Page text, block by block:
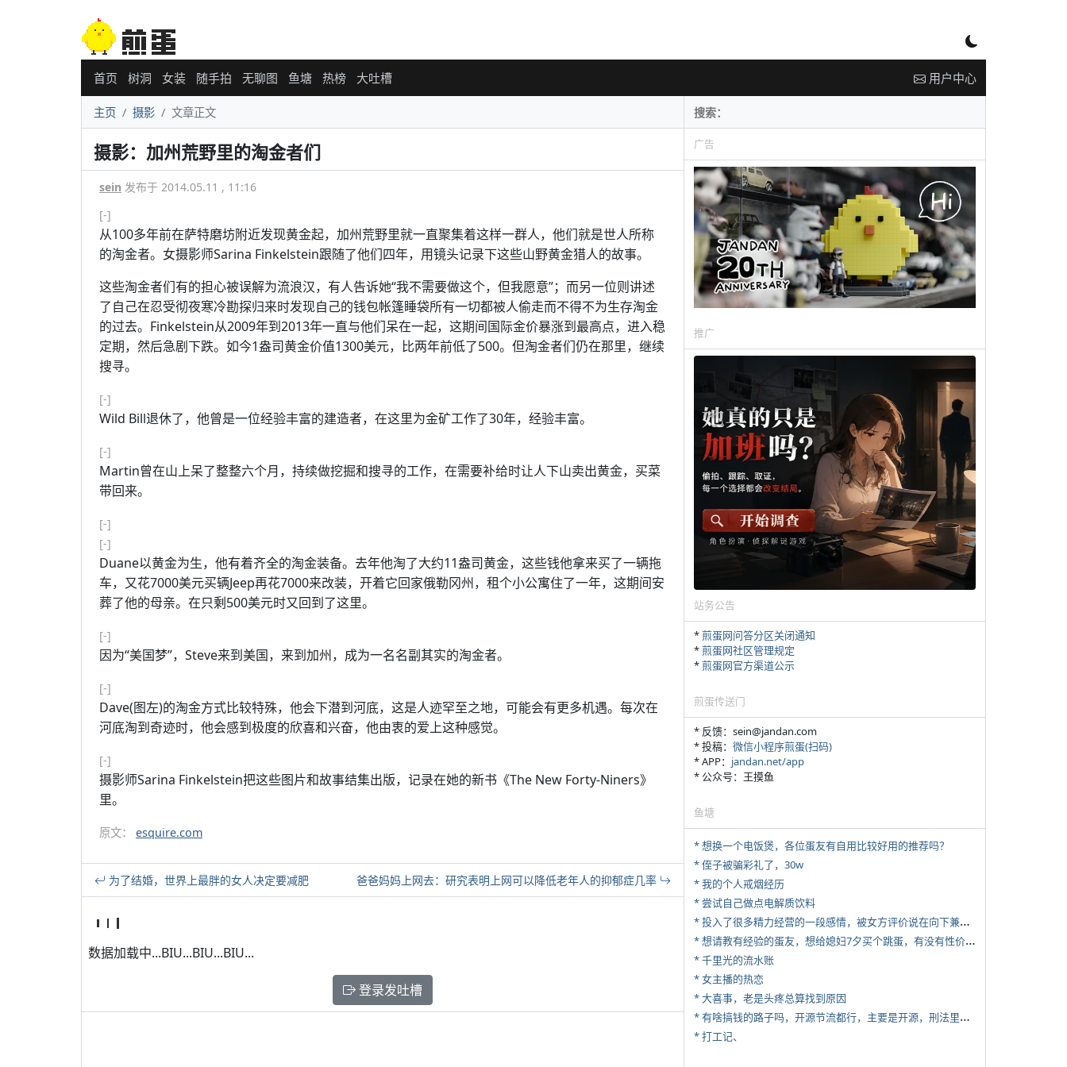
首页 树洞 女装 随手拍 无聊图 鱼塘 热榜 大吐槽 用户中心
主页 摄影 文章正文
摄影：加州荒野里的淘金者们
sein 发布于 2014.05.11 , 11:16
[-]
从100多年前在萨特磨坊附近发现黄金起，加州荒野里就一直聚集着这样一群人，他们就是世人所称
的淘金者。女摄影师Sarina Finkelstein跟随了他们四年，用镜头记录下这些山野黄金猎人的故事。
这些淘金者们有的担心被误解为流浪汉，有人告诉她“我不需要做这个，但我愿意”；而另一位则讲述
了自己在忍受彻夜寒冷勘探归来时发现自己的钱包帐篷睡袋所有一切都被人偷走而不得不为生存淘金
的过去。Finkelstein从2009年到2013年一直与他们呆在一起，这期间国际金价暴涨到最高点，进入稳
定期，然后急剧下跌。如今1盎司黄金价值1300美元，比两年前低了500。但淘金者们仍在那里，继续
搜寻。
[-]
Wild Bill退休了，他曾是一位经验丰富的建造者，在这里为金矿工作了30年，经验丰富。
[-]
Martin曾在山上呆了整整六个月，持续做挖掘和搜寻的工作，在需要补给时让人下山卖出黄金，买菜
带回来。
[-]
[-]
Duane以黄金为生，他有着齐全的淘金装备。去年他淘了大约11盎司黄金，这些钱他拿来买了一辆拖
车，又花7000美元买辆Jeep再花7000来改装，开着它回家俄勒冈州，租个小公寓住了一年，这期间安
葬了他的母亲。在只剩500美元时又回到了这里。
[-]
因为“美国梦”，Steve来到美国，来到加州，成为一名名副其实的淘金者。
[-]
Dave(图左)的淘金方式比较特殊，他会下潜到河底，这是人迹罕至之地，可能会有更多机遇。每次在
河底淘到奇迹时，他会感到极度的欣喜和兴奋，他由衷的爱上这种感觉。
[-]
摄影师Sarina Finkelstein把这些图片和故事结集出版，记录在她的新书《The New Forty-Niners》
里。
原文： esquire.com
为了结婚，世界上最胖的女人决定要减肥 爸爸妈妈上网去：研究表明上网可以降低老年人的抑郁症几率
数据加载中...BIU...BIU...BIU...
登录发吐槽
广告
推广
站务公告
*煎蛋网问答分区关闭通知
*煎蛋网社区管理规定
*煎蛋网官方渠道公示
煎蛋传送门
* 反馈：sein@jandan.com
* 投稿： 微信小程序煎蛋(扫码)
* APP： jandan.net/app
* 公众号：王摸鱼
鱼塘
* 想换一个电饭煲，各位蛋友有自用比较好用的推荐吗？
* 侄子被骗彩礼了，30w
* 我的个人戒烟经历
* 尝试自己做点电解质饮料
*
投入了很多精力经营的一段感情，被女方评价说在向下兼容我，感觉有点破防
*
想请教有经验的蛋友，想给媳妇7夕买个跳蛋，有没有性价比高的推荐
* 千里光的流水账
* 女主播的热恋
* 大喜事，老是头疼总算找到原因
*
有啥搞钱的路子吗，开源节流都行，主要是开源，刑法里的咱不做
* 打工记、